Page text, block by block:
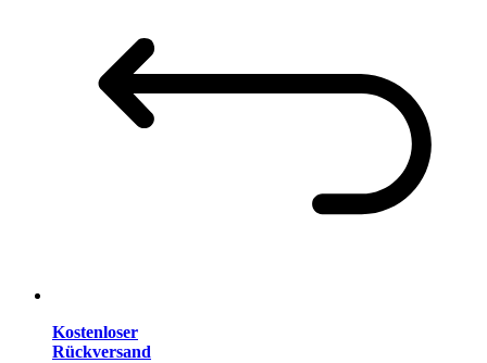
Kostenloser
Rückversand